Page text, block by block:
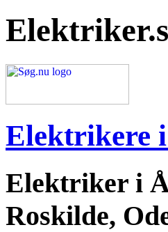
Elektrikere
Elektriker i
Roskilde,